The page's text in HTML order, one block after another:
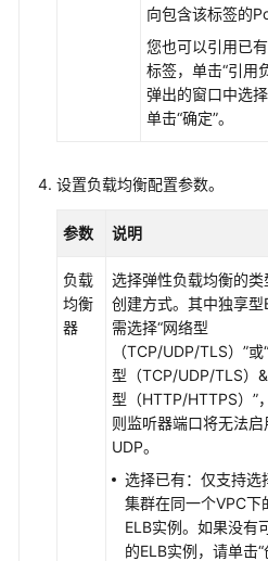
节
访
（NodePort）
负
均
衡
（LoadBalancer）
创
建
负
载
向包含该标签的
您也可以引用已
标签，单击“引用
弹出的窗口中选
单击“确定”。
设置负载均衡配置参数。
参数 说明
负载
均衡
器
选择弹性负载均衡的类
创建方式。其中独享型
需选择“网络型
（TCP/UDP/TLS）”或
型（TCP/UDP/TLS）
型（HTTP/HTTPS）”
则监听器端口将无法启
UDP。
选择已有：仅支持选
集群在同一个VPC下
ELB实例。如果没有
的ELB实例，请单击